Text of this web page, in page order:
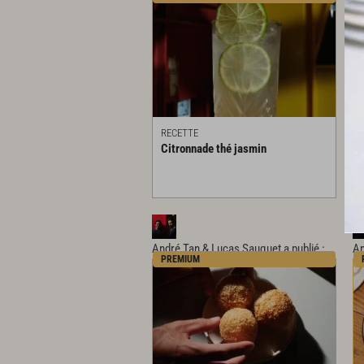
RECETTE
Citronnadethéjasmin
André Tan & Lucas Sauqueta publié :
PREMIUM